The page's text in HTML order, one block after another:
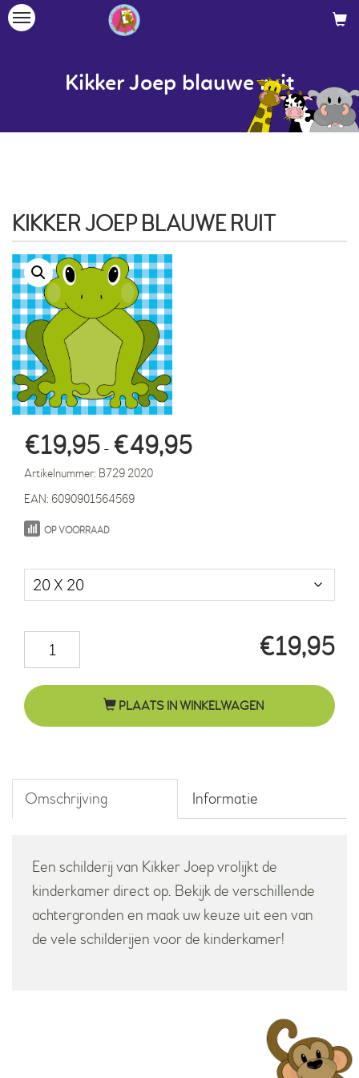
Toggle
Kikker Joep blauwe ruit
KIKKER JOEP BLAUWE RUIT
€19,95 - €49,95
Artikelnummer: B729 2020
EAN: 6090901564569
OP VOORRAAD
€19,95
Joep
blauwe
PLAATS IN WINKELWAGEN
Omschrijving Informatie
Een schilderij van Kikker Joep vrolijkt de
kinderkamer direct op. Bekijk de verschillende
achtergronden en maak uw keuze uit een van
de vele schilderijen voor de kinderkamer!